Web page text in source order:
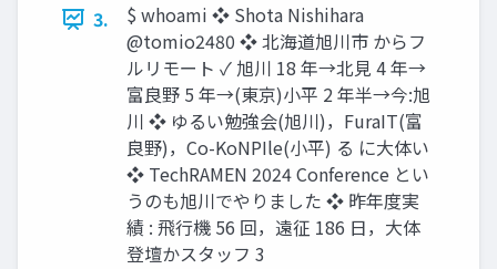
3.
$ whoami ❖ Shota Nishihara
@tomio2480 ❖ 北海道旭川市 からフ
ルリモート ✓ 旭川 18 年→北見 4 年→
富良野 5 年→(東京)小平 2 年半→今:旭
川 ❖ ゆるい勉強会(旭川)，FuraIT(富
良野)，Co-KoNPIle(小平) る に大体い
❖ TechRAMEN 2024 Conference とい
うのも旭川でやりました ❖ 昨年度実
績 : 飛行機 56 回，遠征 186 日，大体
登壇かスタッフ 3